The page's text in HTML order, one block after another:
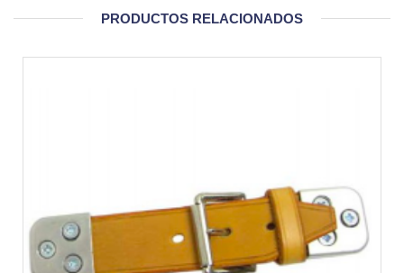
PRODUCTOS RELACIONADOS